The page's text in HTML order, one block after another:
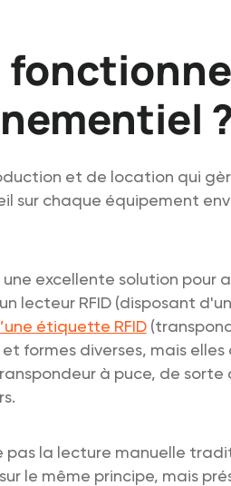
et de location qui
sur chaque équipement
une excellente solution pour
lecteur RFID (disposant
étiquette RFID
formes diverses, mais
à puce, de sorte
pas la lecture manuelle
le même principe, mais